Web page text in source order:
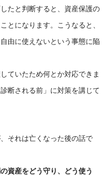
たと判断すると、資産保護の
とになります。こうなると、
由に使えないという事態に陥
ていたため何とか対応できま
断される前」に対策を講じて
それは亡くなった後の話で
の資産をどう守り、どう使う